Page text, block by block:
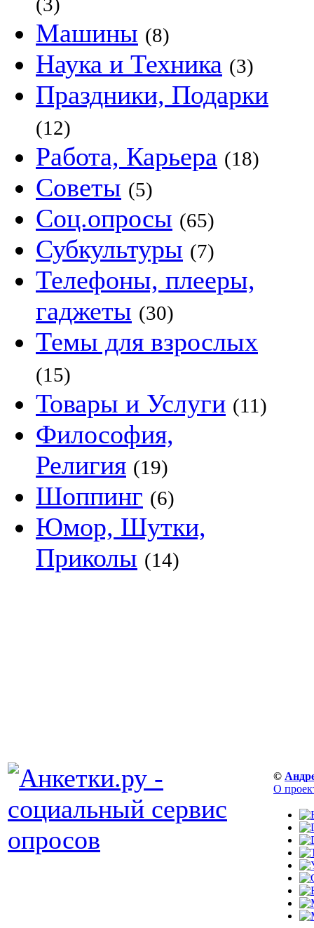
Машины (8)
Наука и Техника (3)
Праздники, Подарки
(12)
Работа, Карьера (18)
Советы (5)
Соц.опросы (65)
Субкультуры (7)
Телефоны, плееры,
гаджеты (30)
Темы для взрослых
(15)
Товары и Услуги (11)
Философия,
Религия (19)
Шоппинг (6)
Юмор, Шутки,
Приколы (14)
©
О